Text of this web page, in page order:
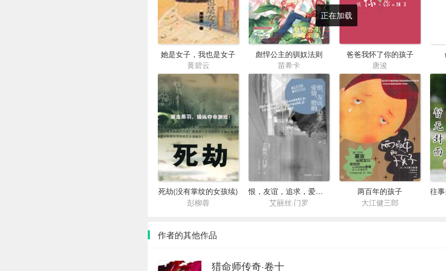
她是女子，我也是女子
黄碧云
彪悍公主的驯奴法则
苗希卡
爸爸我怀了你的孩子
唐浚
死劫(没有掌纹的女孩续)
彭柳蓉
恨，友谊，追求，爱情，婚姻
艾丽丝·门罗
两百年的孩子
大江健三郎
作者的其他作品
猎命师传奇·卷十
正在加载